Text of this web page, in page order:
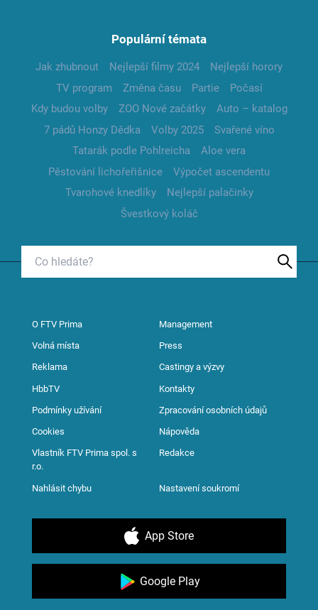
Populární témata
Jak zhubnout Nejlepší filmy 2024
Nejlepší horory
TV program
Změna času Partie
Počasí
Kdy budou volby
ZOO Nové začátky
Auto – katalog
7 pádů Honzy Dědka
Volby 2025
Svařené víno
Tatarák podle Pohlreicha
Aloe vera
Pěstování lichořeřišnice
Výpočet ascendentu
Tvarohové knedlíky
Nejlepší palačinky
Švestkový koláč
O FTV Prima Management
Volná místa Press
Reklama Castingy a výzvy
HbbTV Kontakty
Podmínky užívání Zpracování osobních údajů
Cookies Nápověda
Vlastník FTV Prima spol. s
r.o.
Redakce
Nahlásit chybu Nastavení soukromí
App Store
Google Play